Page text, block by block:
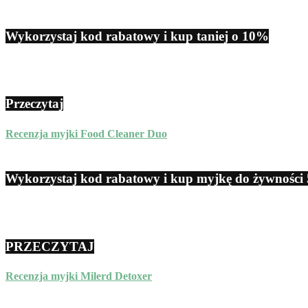
Wykorzystaj kod rabatowy i kup taniej o 10%
Przeczytaj
Recenzja myjki Food Cleaner Duo
Wykorzystaj kod rabatowy i kup myjkę do żywności
PRZECZYTAJ
Recenzja myjki Milerd Detoxer